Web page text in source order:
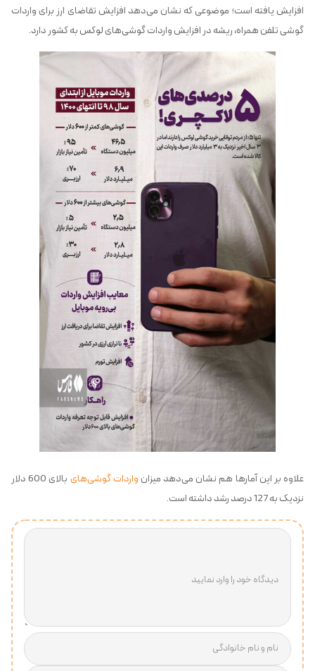
دیدگاه خود را وارد نمایید
نام و نام خانوادگی
افزایش یافته است؛ موضوعی که نشان می‌دهد افزایش تقاضای ارز برای واردات
گوشی تلفن همراه، ریشه در افزایش واردات گوشی‌های لوکس به کشور دارد.
علاوه بر این آمارها هم نشان می‌دهد میزان واردات گوشی‌های
بالای 600 دلار
نزدیک به 127 درصد رشد داشته است.